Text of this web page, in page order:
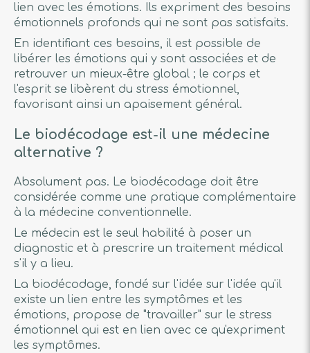
lien avec les émotions. Ils expriment des besoins
émotionnels profonds qui ne sont pas satisfaits.
En identifiant ces besoins, il est possible de
libérer les émotions qui y sont associées et de
retrouver un mieux-être global ; le corps et
l'esprit se libèrent du stress émotionnel,
favorisant ainsi un apaisement général.
Le biodécodage est-il une médecine
alternative ?
Absolument pas. Le biodécodage doit être
considérée comme une pratique complémentaire
à la médecine conventionnelle.
Le médecin est le seul habilité à poser un
diagnostic et à prescrire un traitement médical
s'il y a lieu.
La biodécodage, fondé sur l'idée sur l'idée qu'il
existe un lien entre les symptômes et les
émotions, propose de "travailler" sur le stress
émotionnel qui est en lien avec ce qu'expriment
les symptômes.